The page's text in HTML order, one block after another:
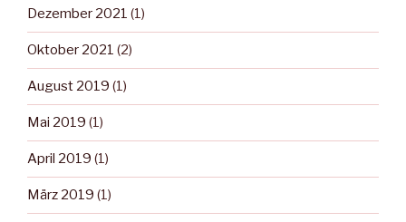
Dezember 2021 (1)
Oktober 2021 (2)
August 2019 (1)
Mai 2019 (1)
April 2019 (1)
März 2019 (1)